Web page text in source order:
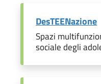
DesTEENazione
Spazi
sociale degli